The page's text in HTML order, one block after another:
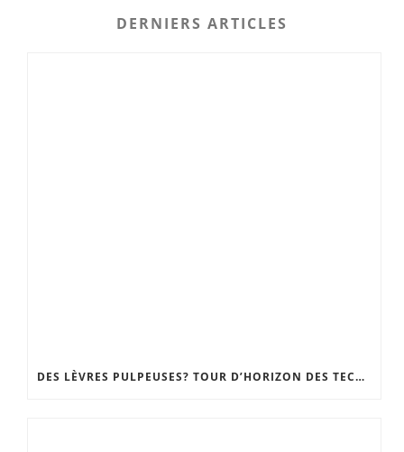
DERNIERS ARTICLES
DES LÈVRES PULPEUSES? TOUR D’HORIZON DES TECHNIQUES, DU GLOSS REPULPANT À LA CHIRURGIE